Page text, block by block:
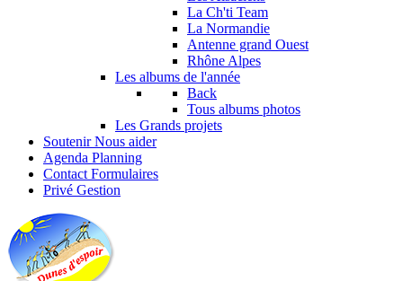
La Ch'ti Team
La Normandie
Antenne grand Ouest
Rhône Alpes
Les albums de l'année
Back
Tous albums photos
Les Grands projets
Soutenir Nous aider
Agenda Planning
Contact Formulaires
Privé Gestion